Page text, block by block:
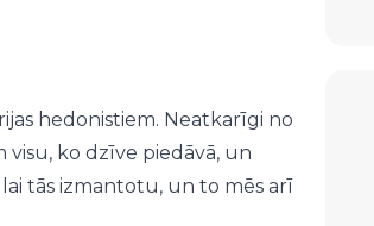
hedonistiem. Neatkarīgi no
visu, ko dzīve piedāvā, un
tās izmantotu, un to mēs arī